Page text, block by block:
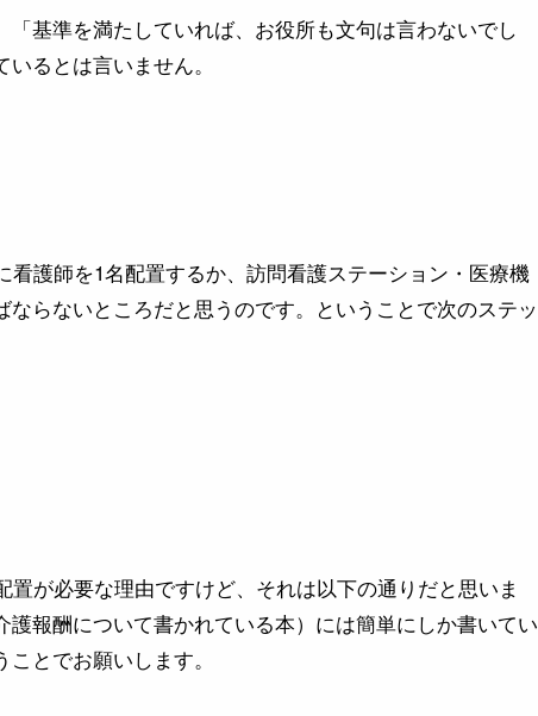
基準を満たしていれば、お役所も文句は言わないでし
るとは言いません。
看護師を1名配置するか、訪問看護ステーション・医療機
らないところだと思うのです。ということで次のステッ
が必要な理由ですけど、それは以下の通りだと思いま
報酬について書かれている本）には簡単にしか書いてい
とでお願いします。